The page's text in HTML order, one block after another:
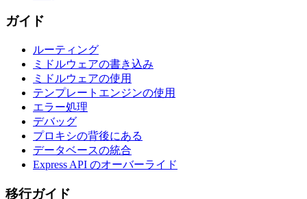
ガイド
ルーティング
ミドルウェアの書き込み
ミドルウェアの使用
テンプレートエンジンの使用
エラー処理
デバッグ
プロキシの背後にある
データベースの統合
Express API のオーバーライド
移行ガイド